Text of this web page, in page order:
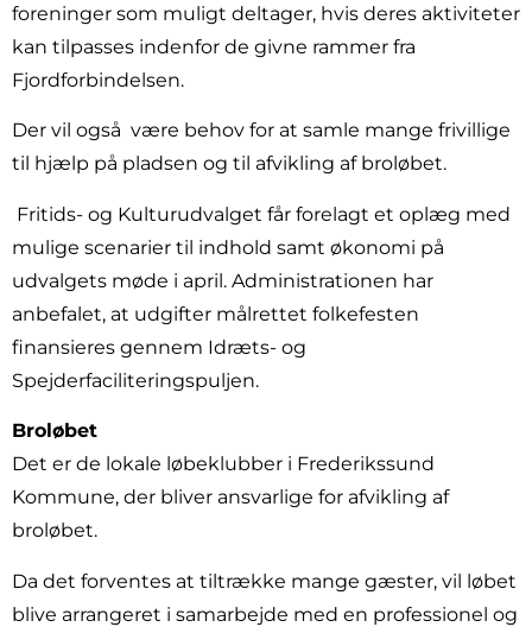
foreninger som muligt deltager, hvis deres aktiviteter
kan tilpasses indenfor de givne rammer fra
Fjordforbindelsen.
Der vil også være behov for at samle mange frivillige
til hjælp på pladsen og til afvikling af broløbet.
Fritids- og Kulturudvalget får forelagt et oplæg med
mulige scenarier til indhold samt økonomi på
udvalgets møde i april. Administrationen har
anbefalet, at udgifter målrettet folkefesten
finansieres gennem Idræts- og
Spejderfaciliteringspuljen.
Broløbet
Det er de lokale løbeklubber i Frederikssund
Kommune, der bliver ansvarlige for afvikling af
broløbet.
Da det forventes at tiltrække mange gæster, vil løbet
blive arrangeret i samarbejde med en professionel og